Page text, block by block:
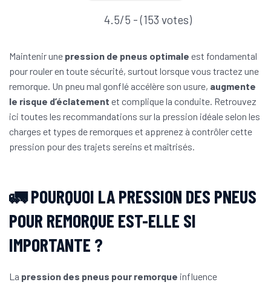
4.5/5 - (153 votes)
Maintenir une pression de pneus optimale est fondamental
pour rouler en toute sécurité, surtout lorsque vous tractez une
remorque. Un pneu mal gonflé accélère son usure, augmente
le risque d’éclatement et complique la conduite. Retrouvez
ici toutes les recommandations sur la pression idéale selon les
charges et types de remorques et apprenez à contrôler cette
pression pour des trajets sereins et maîtrisés.
🚛 POURQUOI LA PRESSION DES PNEUS
POUR REMORQUE EST-ELLE SI
IMPORTANTE ?
La pression des pneus pour remorque influence